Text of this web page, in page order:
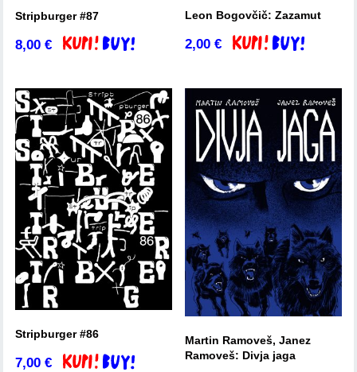
Stripburger #87
8,00€ Dodaj v košarico
Leon Bogovčič: Zazamut
2,00€ Dodaj v košarico
Stripburger #86
7,00€ Dodaj v košarico
Martin Ramoveš, Janez
Ramoveš: Divja jaga